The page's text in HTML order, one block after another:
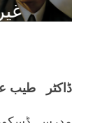
ڈاکٹر طیب